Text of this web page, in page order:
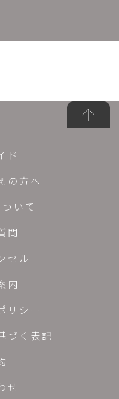
ド
の方へ
いて
問
セル
内
リシー
づく表記
せ